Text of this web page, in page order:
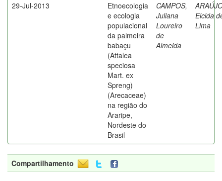
29-Jul-2013
Etnoecologia
e ecologia
populacional
da palmeira
babaçu
(Attalea
speciosa
Mart. ex
Spreng)
(Arecaceae)
na região do
Araripe,
Nordeste do
Brasil
CAMPOS,
Juliana
Loureiro
de
Almeida
Elcida
Lima
Compartilhamento